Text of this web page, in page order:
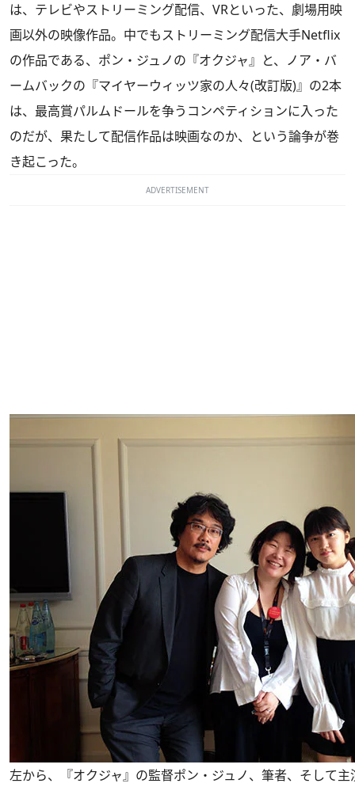
は、テレビやストリーミング配信、VRといった、劇場用映
画以外の映像作品。中でもストリーミング配信大手Netflix
の作品である、ポン・ジュノの『オクジャ』と、ノア・バ
ームバックの『マイヤーウィッツ家の人々(改訂版)』の2本
は、最高賞パルムドールを争うコンペティションに入った
のだが、果たして配信作品は映画なのか、という論争が巻
き起こった。
ADVERTISEMENT
左から、『オクジャ』の監督ポン・ジュノ、筆者、そして